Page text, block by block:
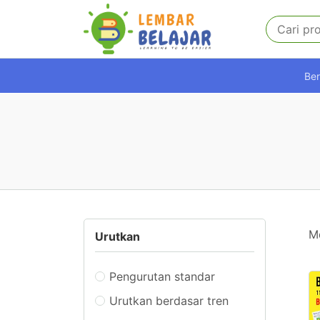
Urutkan
Pengurutan standar
Urutkan berdasar tren